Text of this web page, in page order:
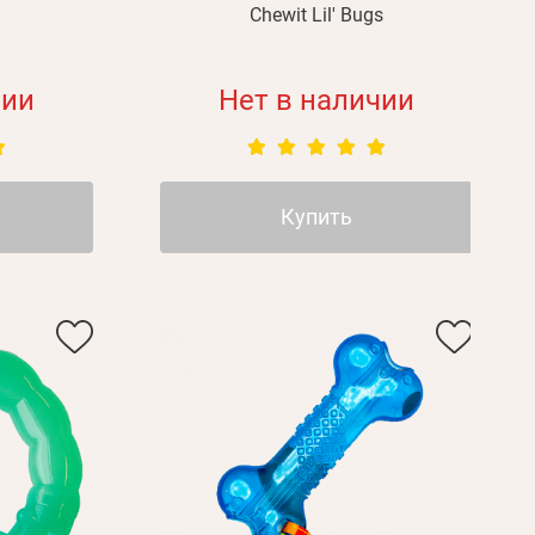
Chewit Lil' Bugs
Нет в наличии
Купить
пароль
Зарегистрироваться